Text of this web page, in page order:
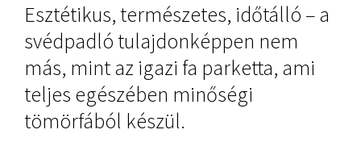
Esztétikus, természetes, időtálló – a
svédpadló tulajdonképpen nem
más, mint az igazi fa parketta, ami
teljes egészében minőségi
tömörfából készül.